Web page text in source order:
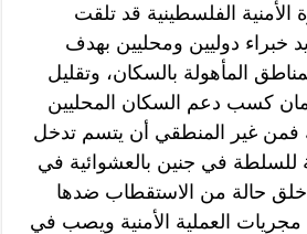
الفلسطينية قد تلقت
خبراء دوليين ومحليين بهدف
المأهولة بالسكان، وتقليل
كسب دعم السكان المحليين
فمن غير المنطقي أن يتسم تدخل
للسلطة في جنين بالعشوائية في
خلق حالة من الاستقطاب ضدها
مجريات العملية الأمنية ويصب في